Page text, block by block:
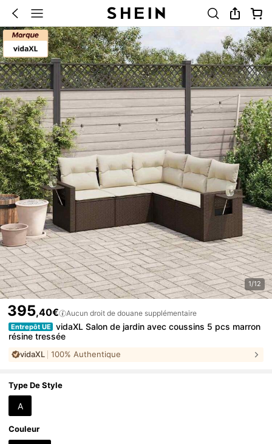
1/12
395,40€ Aucun droit de douane supplémentaire
Entrepôt UE
vidaXL Salon de jardin avec coussins 5 pcs marron
résine tressée
vidaXL 100% Authentique
Type De Style
A
Couleur